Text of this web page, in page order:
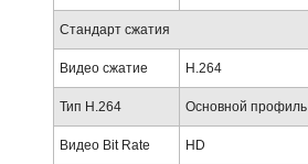
Стандарт сжатия
Видео сжатие H.264
Тип H.264 Основной профиль
Видео Bit Rate HD